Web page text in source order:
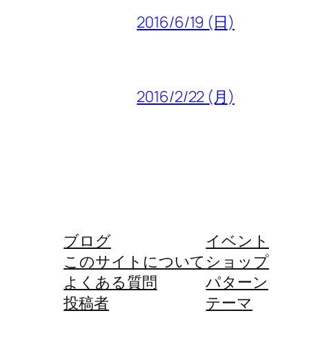
2016/6/19 (日)
2016/2/22 (月)
ブログ
このサイトについて
よくある質問
投稿者
イベント
ショップ
パターン
テーマ